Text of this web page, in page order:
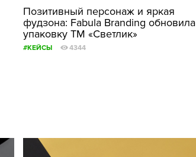
Позитивный персонаж и яркая
фудзона: Fabula Branding обновила
упаковку ТМ «Светлик»
#КЕЙСЫ 4344